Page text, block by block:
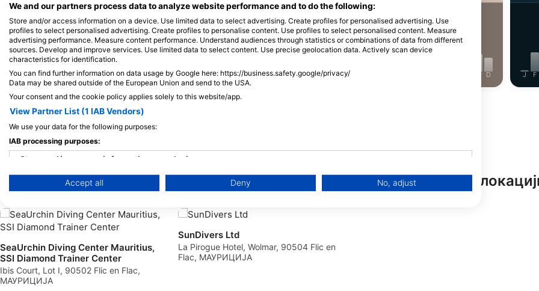
607Zapažanja
J F M A M J J A S O N D
603Zapažanja
J F M A M J J A S O N D
272Zapažanja
D J F
Ронилачки центри нуде услуге угоститељства на овој ронилачкој
SeaUrchin Diving Center Mauritius,
SSI Diamond Trainer Center
Ibis Court, Lot I, 90502 Flic en Flac,
МАУРИЦИЈА
SunDivers Ltd
La Pirogue Hotel, Wolmar, 90504 Flic en
Flac, МАУРИЦИЈА
We and our partners process data to analyze website performance and to do the following:
Store and/or access information on a device. Use limited data to select advertising. Create profiles for personalised advertising. Use
profiles to select personalised advertising. Create profiles to personalise content. Use profiles to select personalised content. Measure
advertising performance. Measure content performance. Understand audiences through statistics or combinations of data from different
sources. Develop and improve services. Use limited data to select content. Use precise geolocation data. Actively scan device
characteristics for identification.
You can find further information on data usage by Google here: https://business.safety.google/privacy/
Data may be shared outside of the European Union and send to the USA.
Your consent and the cookie policy applies solely to this website/app.
View Partner List (1 IAB Vendors)
We use your data for the following purposes:
IAB processing purposes:
Store and/or access information on a device
Use limited data to select advertising
Create profiles for personalised advertising
Use profiles to select personalised advertising
Create profiles to personalise content
Use profiles to select personalised content
Accept all Deny No, adjust